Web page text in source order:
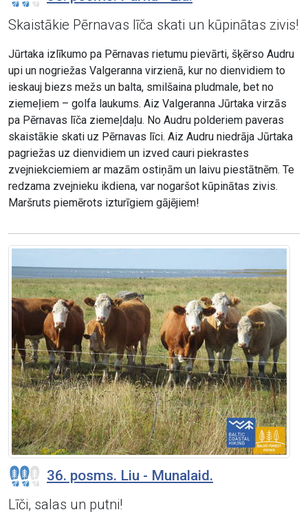
Skaistākie Pērnavas līča skati un kūpinātas zivis!
Jūrtaka izlīkumo pa Pērnavas rietumu pievārti, šķērso Audru
upi un nogriežas Valgeranna virzienā, kur no dienvidiem to
ieskauj biezs mežs un balta, smilšaina pludmale, bet no
ziemeļiem – golfa laukums. Aiz Valgeranna Jūrtaka virzās
pa Pērnavas līča ziemeļdaļu. No Audru polderiem paveras
skaistākie skati uz Pērnavas līci. Aiz Audru niedrāja Jūrtaka
pagriežas uz dienvidiem un izved cauri piekrastes
zvejniekciemiem ar mazām ostiņām un laivu piestātnēm. Te
redzama zvejnieku ikdiena, var nogaršot kūpinātas zivis.
Maršruts piemērots izturīgiem gājējiem!
36. posms. Liu - Munalaid.
Līči, salas un putni!